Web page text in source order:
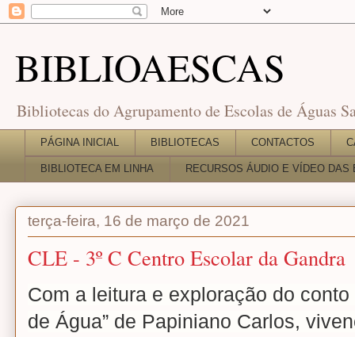
BIBLIOAESCAS
Bibliotecas do Agrupamento de Escolas de Águas
PÁGINA INICIAL BIBLIOTECAS CONTACTOS
BIBLIOTECA EM LINHA RECURSOS ÁUDIO E VÍDEO DAS
terça-feira, 16 de março de 2021
CLE - 3º C Centro Escolar da Gandra
Com a leitura e exploração do conto
de Água” de Papiniano Carlos,